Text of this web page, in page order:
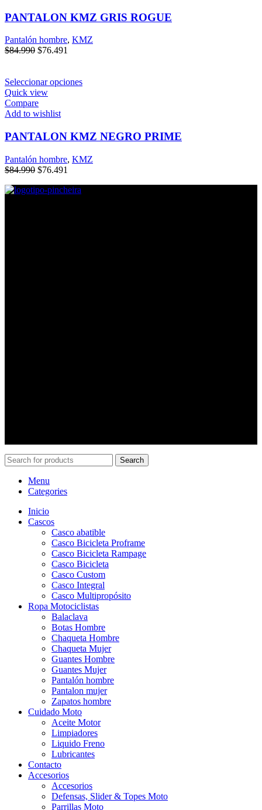
PANTALON KMZ GRIS ROGUE
Pantalón hombre, KMZ
$84.990 $76.491
Seleccionar opciones
Quick view
Compare
Add to wishlist
PANTALON KMZ NEGRO PRIME
Pantalón hombre, KMZ
$84.990 $76.491
Search
Menu
Categories
Inicio
Cascos
Casco abatible
Casco Bicicleta Proframe
Casco Bicicleta Rampage
Casco Bicicleta
Casco Custom
Casco Integral
Casco Multipropósito
Ropa Motociclistas
Balaclava
Botas Hombre
Chaqueta Hombre
Chaqueta Mujer
Guantes Hombre
Guantes Mujer
Pantalón hombre
Pantalon mujer
Zapatos hombre
Cuidado Moto
Aceite Motor
Limpiadores
Liquido Freno
Lubricantes
Contacto
Accesorios
Accesorios
Defensas, Slider & Topes Moto
Parrillas Moto